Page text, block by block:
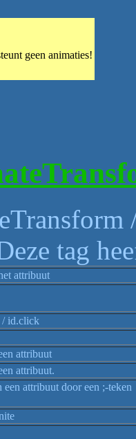
geen animaties!
tag
attribuut
/ id.click
attribuut
attribuut.
een attribuut door een ;-teken